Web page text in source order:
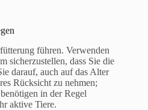
führen. Verwenden
sicherzustellen, dass Sie die
darauf, auch auf das Alter
Rücksicht zu nehmen;
in der Regel
aktive Tiere.